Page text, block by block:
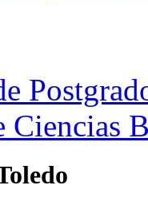
Ciencias